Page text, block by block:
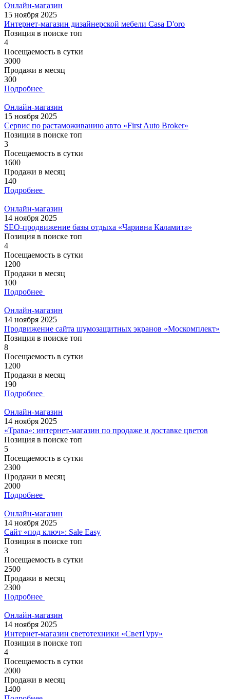
Онлайн-магазин
15 ноября 2025
Интернет-магазин дизайнерской мебели Casa D'oro
Позиция в поиске топ
4
Посещаемость в сутки
3000
Продажи в месяц
300
Подробнее
Онлайн-магазин
15 ноября 2025
Сервис по растаможиванию авто «First Auto Broker»
Позиция в поиске топ
3
Посещаемость в сутки
1600
Продажи в месяц
140
Подробнее
Онлайн-магазин
14 ноября 2025
SEO-продвижение базы отдыха «Чаривна Каламита»
Позиция в поиске топ
4
Посещаемость в сутки
1200
Продажи в месяц
100
Подробнее
Онлайн-магазин
14 ноября 2025
Продвижение сайта шумозащитных экранов «Москомплект»
Позиция в поиске топ
8
Посещаемость в сутки
1200
Продажи в месяц
190
Подробнее
Онлайн-магазин
14 ноября 2025
«Трава»: интернет-магазин по продаже и доставке цветов
Позиция в поиске топ
5
Посещаемость в сутки
2300
Продажи в месяц
2000
Подробнее
Онлайн-магазин
14 ноября 2025
Сайт «под ключ»: Sale Easy
Позиция в поиске топ
3
Посещаемость в сутки
2500
Продажи в месяц
2300
Подробнее
Онлайн-магазин
14 ноября 2025
Интернет-магазин светотехники «СветГуру»
Позиция в поиске топ
4
Посещаемость в сутки
2000
Продажи в месяц
1400